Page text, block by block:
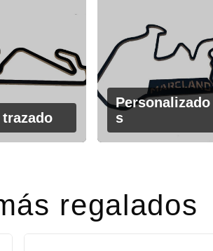
Personalizado
s
regalados